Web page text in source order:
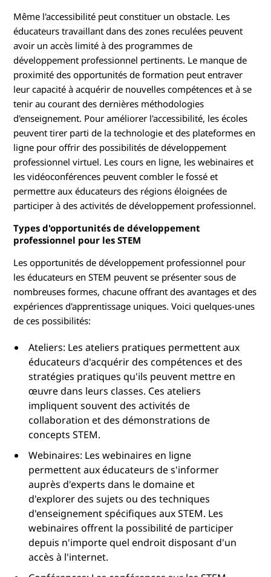
Même l'accessibilité peut constituer un obstacle. Les
éducateurs travaillant dans des zones reculées peuvent
avoir un accès limité à des programmes de
développement professionnel pertinents. Le manque de
proximité des opportunités de formation peut entraver
leur capacité à acquérir de nouvelles compétences et à se
tenir au courant des dernières méthodologies
d'enseignement. Pour améliorer l'accessibilité, les écoles
peuvent tirer parti de la technologie et des plateformes en
ligne pour offrir des possibilités de développement
professionnel virtuel. Les cours en ligne, les webinaires et
les vidéoconférences peuvent combler le fossé et
permettre aux éducateurs des régions éloignées de
participer à des activités de développement professionnel.
Types d'opportunités de développement
professionnel pour les STEM
Les opportunités de développement professionnel pour
les éducateurs en STEM peuvent se présenter sous de
nombreuses formes, chacune offrant des avantages et des
expériences d'apprentissage uniques. Voici quelques-unes
de ces possibilités:
Ateliers: Les ateliers pratiques permettent aux
éducateurs d'acquérir des compétences et des
stratégies pratiques qu'ils peuvent mettre en
œuvre dans leurs classes. Ces ateliers
impliquent souvent des activités de
collaboration et des démonstrations de
concepts STEM.
Webinaires: Les webinaires en ligne
permettent aux éducateurs de s'informer
auprès d'experts dans le domaine et
d'explorer des sujets ou des techniques
d'enseignement spécifiques aux STEM. Les
webinaires offrent la possibilité de participer
depuis n'importe quel endroit disposant d'un
accès à l'internet.